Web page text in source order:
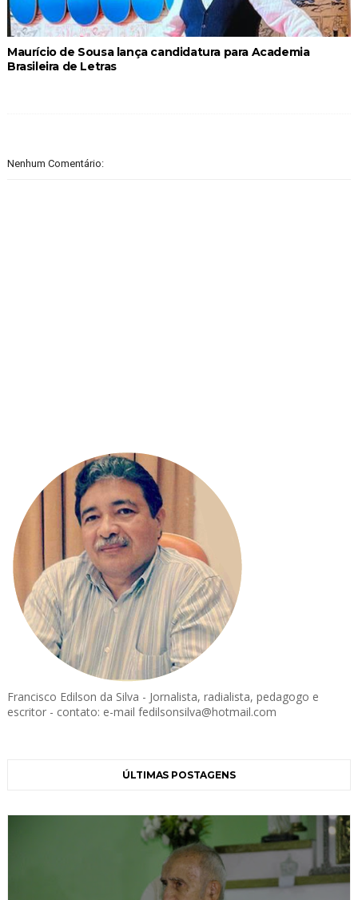
Maurício de Sousa lança candidatura para Academia
Brasileira de Letras
Nenhum Comentário:
Francisco Edilson da Silva - Jornalista, radialista, pedagogo e
escritor - contato: e-mail fedilsonsilva@hotmail.com
ÚLTIMAS POSTAGENS